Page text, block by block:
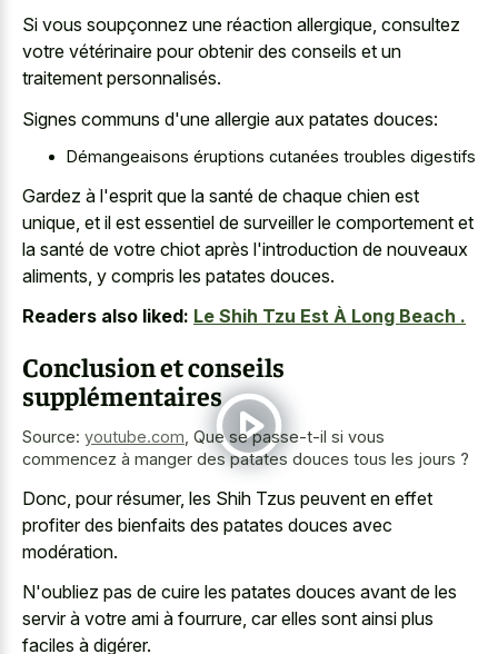
Si vous soupçonnez une réaction allergique, consultez
votre vétérinaire pour obtenir des conseils et un
traitement personnalisés.
Signes communs d'une allergie aux patates douces:
Démangeaisons éruptions cutanées troubles digestifs
Gardez à l'esprit que la santé de chaque chien est
unique, et il est essentiel de surveiller le comportement et
la santé de votre chiot après l'introduction de nouveaux
aliments, y compris les patates douces.
Readers also liked: Le Shih Tzu Est À Long Beach .
Conclusion et conseils
supplémentaires
Source: youtube.com Que se passe-t-il si vous
commencez à manger des patates douces tous les jours ?
Donc, pour résumer, les Shih Tzus peuvent en effet
profiter des bienfaits des patates douces avec
modération.
N'oubliez pas de cuire les patates douces avant de les
servir à votre ami à fourrure, car elles sont ainsi plus
faciles à digérer.